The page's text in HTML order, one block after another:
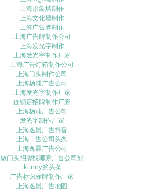
上海形象墙制作
上海文化墙制作
上海广告牌制作
上海广告牌制作公司
上海发光字制作
上海发光字制作厂家
上海广告灯箱制作公司
上海门头制作公司
上海杨浦广告公司
上海发光字制作厂家
连锁店招牌制作厂家
上海杨浦广告公司
发光字制作厂家
上海逸晨广告抖音
上海广告公司头条
上海逸晨广告公司
做门头招牌找哪家广告公司好
lkunny的头条
广告标识标牌制作厂家
上海逸晨广告地图